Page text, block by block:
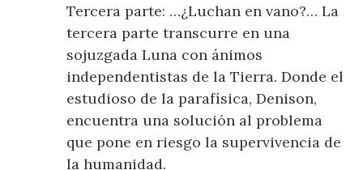
Tercera parte: …¿Luchan en vano?… La
tercera parte transcurre en una
sojuzgada Luna con ánimos
independentistas de la Tierra. Donde el
estudioso de la parafísica, Denison,
encuentra una solución al problema
que pone en riesgo la supervivencia de
la humanidad.